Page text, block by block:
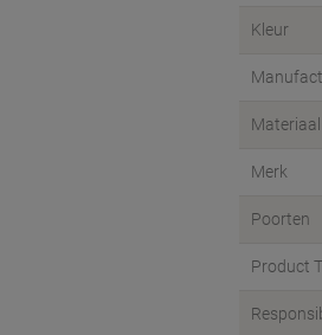
Kleur
Materiaal
Merk
Poorten
Product